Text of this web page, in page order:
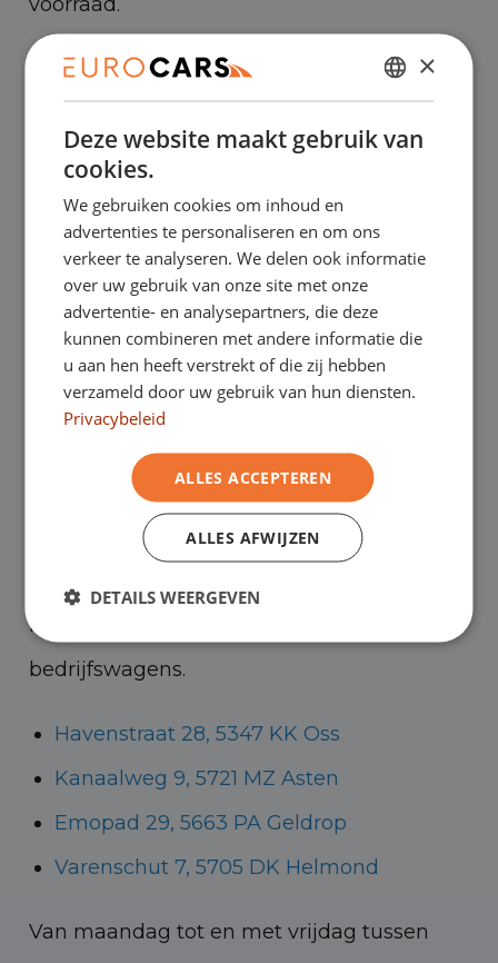
Laagste prijsgarantie
Online kopen, niet goed geld terug
Financial lease – Soepele acceptatie
Gratis thuisbezorgd bij online aankoop
Onze showrooms
Je bent van harte welkom in een van onze
showrooms om de occasions te bekijken –
en natuurlijk voor een lekkere kop koffie!
kunt in Asten terecht voor onze
Helmond voor zowel personenauto’s als
bedrijfswagens.
Havenstraat 28, 5347 KK Oss
Kanaalweg 9, 5721 MZ Asten
Emopad 29, 5663 PA Geldrop
Varenschut 7, 5705 DK Helmond
Van maandag tot en met vrijdag tussen
DUTCH
ENGLISH
×
Deze website maakt gebruik van
cookies.
We gebruiken cookies om inhoud en
advertenties te personaliseren en om ons
verkeer te analyseren. We delen ook informatie
over uw gebruik van onze site met onze
advertentie- en analysepartners, die deze
kunnen combineren met andere informatie die
u aan hen heeft verstrekt of die zij hebben
verzameld door uw gebruik van hun diensten.
Privacybeleid
ALLES ACCEPTEREN
ALLES AFWIJZEN
DETAILS WEERGEVEN